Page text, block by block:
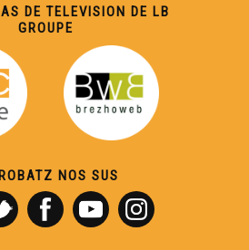
DE TELEVISION DE LB
GROUPE
NOS SUS